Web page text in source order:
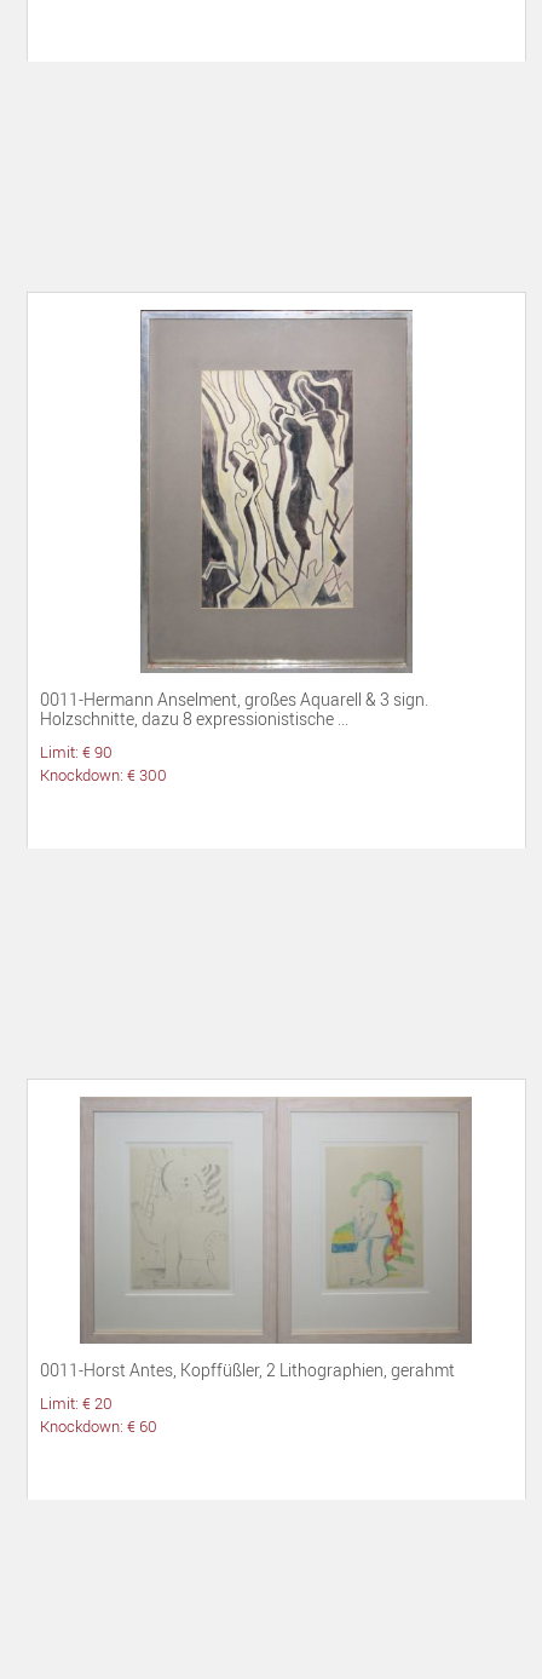
0011-Hermann Anselment, großes Aquarell & 3 sign.
Holzschnitte, dazu 8 expressionistische ...
Limit: € 90
Knockdown: € 300
0011-Horst Antes, Kopffüßler, 2 Lithographien, gerahmt
Limit: € 20
Knockdown: € 60